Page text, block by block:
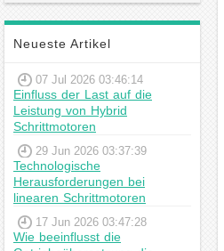
Neueste Artikel
07 Jul 2026 03:46:14
Einfluss der Last auf die
Leistung von Hybrid
Schrittmotoren
29 Jun 2026 03:37:39
Technologische
Herausforderungen bei
linearen Schrittmotoren
17 Jun 2026 03:47:28
Wie beeinflusst die